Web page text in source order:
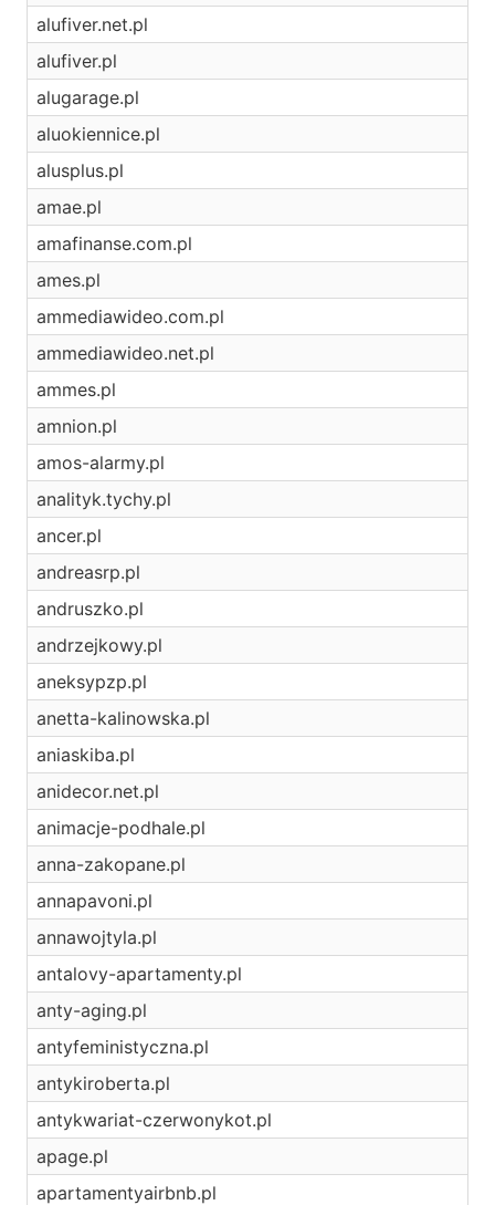
alufiver.net.pl
alufiver.pl
alugarage.pl
aluokiennice.pl
alusplus.pl
amae.pl
amafinanse.com.pl
ames.pl
ammediawideo.com.pl
ammediawideo.net.pl
ammes.pl
amnion.pl
amos-alarmy.pl
analityk.tychy.pl
ancer.pl
andreasrp.pl
andruszko.pl
andrzejkowy.pl
aneksypzp.pl
anetta-kalinowska.pl
aniaskiba.pl
anidecor.net.pl
animacje-podhale.pl
anna-zakopane.pl
annapavoni.pl
annawojtyla.pl
antalovy-apartamenty.pl
anty-aging.pl
antyfeministyczna.pl
antykiroberta.pl
antykwariat-czerwonykot.pl
apage.pl
apartamentyairbnb.pl